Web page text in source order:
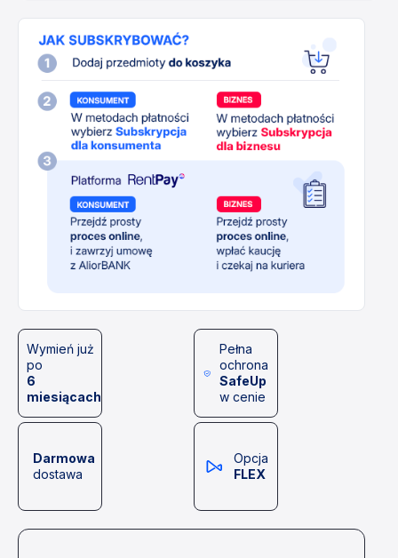
Wymień już
po
6
miesiącach
Pełna
ochrona
SafeUp
w cenie
Darmowa
dostawa
Opcja
FLEX